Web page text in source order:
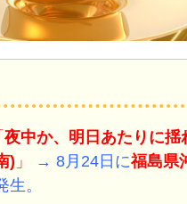
夜中か、明日あたりに揺
) 」 → 8月24日に福島県
生。